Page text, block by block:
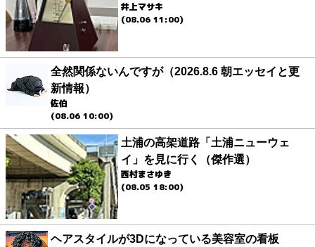
井上マサキ
(08.06 11:00)
全然関係ないんですが（2026.8.6 朝エッセイと更
新情報）
佐伯
(08.06 10:00)
土浦の高架道路「土浦ニューウェ
イ」を見に行く（傑作選）
西村まさゆき
(08.05 18:00)
ヘアスタイルが3Dになっている美容室の看板